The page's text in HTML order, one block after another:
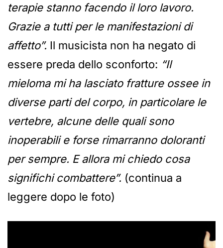
terapie stanno facendo il loro lavoro.
Grazie a tutti per le manifestazioni di
affetto”. Il musicista non ha negato di
essere preda dello sconforto: “Il
mieloma mi ha lasciato fratture ossee in
diverse parti del corpo, in particolare le
vertebre, alcune delle quali sono
inoperabili e forse rimarranno doloranti
per sempre. E allora mi chiedo cosa
significhi combattere”. (continua a
leggere dopo le foto)